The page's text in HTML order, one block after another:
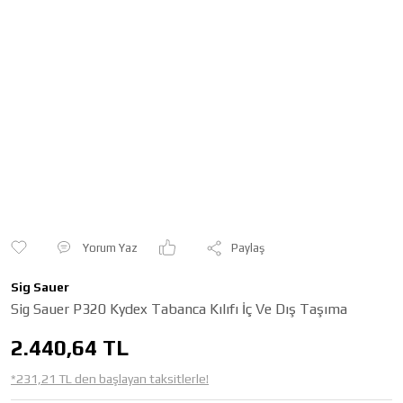
Yorum Yaz Paylaş
Sig Sauer
Sig Sauer P320 Kydex Tabanca Kılıfı İç Ve Dış Taşıma
2.440,64 TL
*231,21 TL den başlayan taksitlerle!